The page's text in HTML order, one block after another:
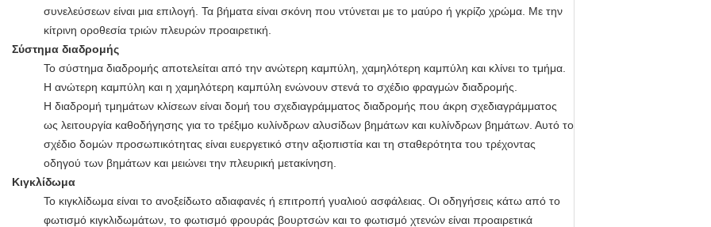
συνελεύσεων είναι μια επιλογή. Τα βήματα είναι σκόνη που ντύνεται με το μαύρο ή γκρίζο χρώμα. Με την
κίτρινη οροθεσία τριών πλευρών προαιρετική.
Σύστημα διαδρομής
Το σύστημα διαδρομής αποτελείται από την ανώτερη καμπύλη, χαμηλότερη καμπύλη και κλίνει το τμήμα.
Η ανώτερη καμπύλη και η χαμηλότερη καμπύλη ενώνουν στενά το σχέδιο φραγμών διαδρομής.
Η διαδρομή τμημάτων κλίσεων είναι δομή του σχεδιαγράμματος διαδρομής που άκρη σχεδιαγράμματος
ως λειτουργία καθοδήγησης για το τρέξιμο κυλίνδρων αλυσίδων βημάτων και κυλίνδρων βημάτων. Αυτό το
σχέδιο δομών προσωπικότητας είναι ευεργετικό στην αξιοπιστία και τη σταθερότητα του τρέχοντας
οδηγού των βημάτων και μειώνει την πλευρική μετακίνηση.
Κιγκλίδωμα
Το κιγκλίδωμα είναι το ανοξείδωτο αδιαφανές ή επιτροπή γυαλιού ασφάλειας. Οι οδηγήσεις κάτω από το
φωτισμό κιγκλιδωμάτων, το φωτισμό φρουράς βουρτσών και το φωτισμό χτενών είναι προαιρετικά